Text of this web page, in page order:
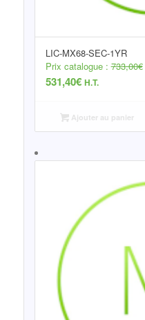
LIC-MX68-SEC-1YR
Prix catalogue :733,00€
531,40€ H.T.
Ajouter au panier